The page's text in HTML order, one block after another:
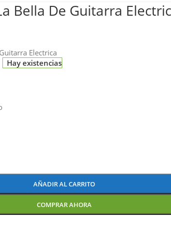
Bella De Guitarra
Electrica
Hay existencias
AÑADIR AL CARRITO
COMPRAR AHORA